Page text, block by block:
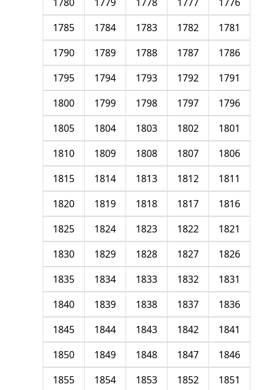
1781
1782
1783
1784
1785
1786
1787
1788
1789
1790
1791
1792
1793
1794
1795
1796
1797
1798
1799
1800
1801
1802
1803
1804
1805
1806
1807
1808
1809
1810
1811
1812
1813
1814
1815
1816
1817
1818
1819
1820
1821
1822
1823
1824
1825
1826
1827
1828
1829
1830
1831
1832
1833
1834
1835
1836
1837
1838
1839
1840
1841
1842
1843
1844
1845
1846
1847
1848
1849
1850
1851
1852
1853
1854
1855